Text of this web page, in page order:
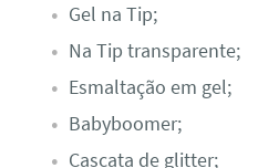
Gel na Tip;
Na Tip transparente;
Esmaltação em gel;
Babyboomer;
Cascata de glitter;